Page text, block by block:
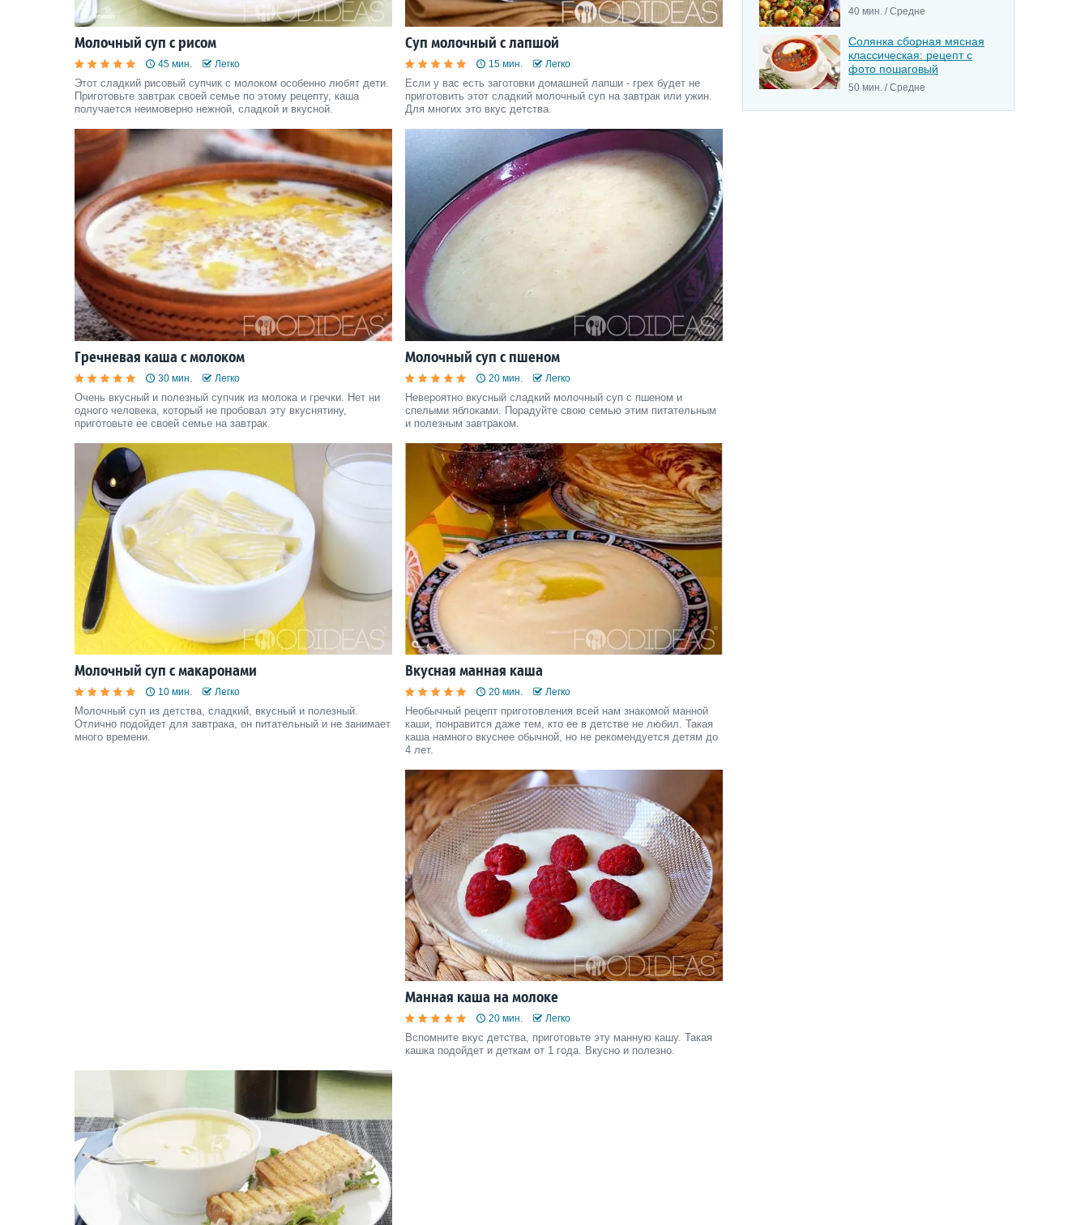
Молочный суп с рисом
45 мин. Легко
Этот сладкий рисовый супчик с молоком особенно любят дети.
Приготовьте завтрак своей семье по этому рецепту, каша
получается неимоверно нежной, сладкой и вкусной.
Суп молочный с лапшой
15 мин. Легко
Если у вас есть заготовки домашней лапши - грех будет не
приготовить этот сладкий молочный суп на завтрак или ужин.
Для многих это вкус детства.
Гречневая каша с молоком
30 мин. Легко
Очень вкусный и полезный супчик из молока и гречки. Нет ни
одного человека, который не пробовал эту вкуснятину,
приготовьте ее своей семье на завтрак.
Молочный суп с пшеном
20 мин. Легко
Невероятно вкусный сладкий молочный суп с пшеном и
спелыми яблоками. Порадуйте свою семью этим питательным
и полезным завтраком.
Молочный суп с макаронами
10 мин. Легко
Молочный суп из детства, сладкий, вкусный и полезный.
Отлично подойдет для завтрака, он питательный и не занимает
много времени.
Вкусная манная каша
20 мин. Легко
Необычный рецепт приготовления всей нам знакомой манной
каши, понравится даже тем, кто ее в детстве не любил. Такая
каша намного вкуснее обычной, но не рекомендуется детям до
4 лет.
Манная каша на молоке
20 мин. Легко
Вспомните вкус детства, приготовьте эту манную кашу. Такая
кашка подойдет и деткам от 1 года. Вкусно и полезно.
40 мин. / Средне
Солянка сборная мясная
классическая: рецепт с
фото пошаговый
50 мин. / Средне